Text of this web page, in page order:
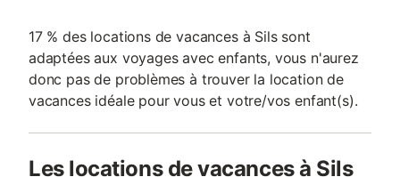
17 % des locations de vacances à Sils sont
adaptées aux voyages avec enfants, vous n'aurez
donc pas de problèmes à trouver la location de
vacances idéale pour vous et votre/vos enfant(s).
Les locations de vacances à Sils